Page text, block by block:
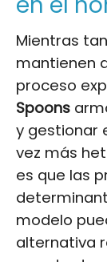
Mientras
mantienen
proceso
Spoons
y gestionar
vez más
es que las
modelo
alternativa